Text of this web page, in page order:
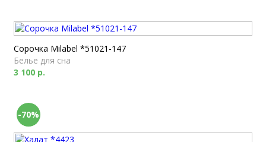
Сорочка Milabel *51021-147
Белье для сна
3 100 р.
-70%